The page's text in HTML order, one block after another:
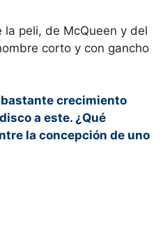
la peli, de McQueen y del
corto y con gancho
bastante crecimiento
a este. ¿Qué
la concepción de uno